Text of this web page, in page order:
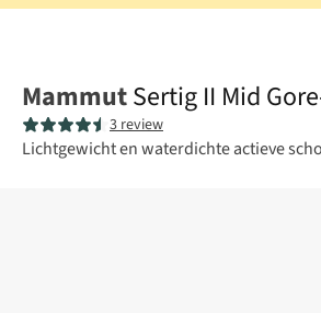
MammutSertig II Mid
3 review
Lichtgewicht en waterdichte actieve